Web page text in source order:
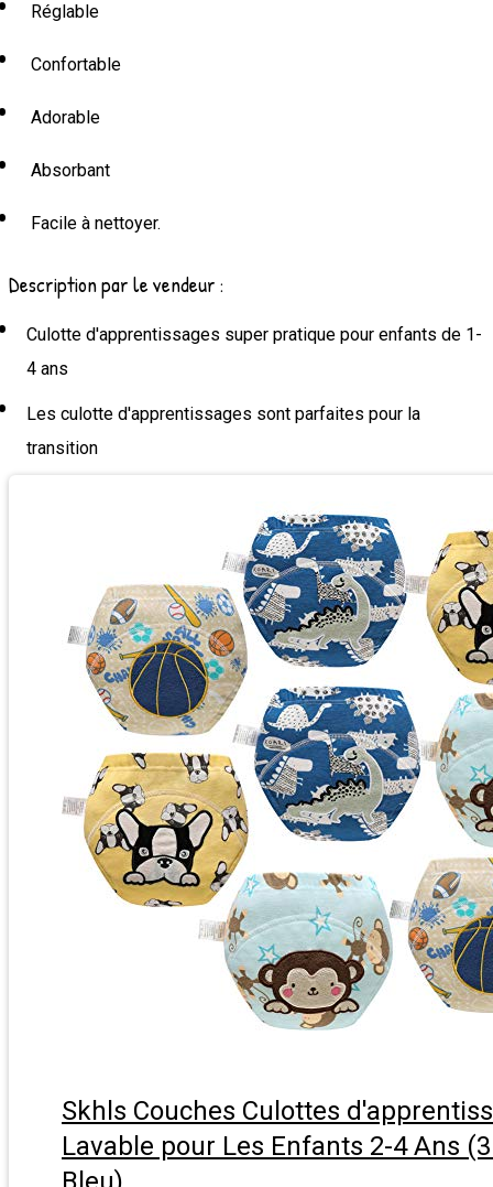
Réglable
Confortable
Adorable
Absorbant
Facile à nettoyer.
Description par le vendeur :
Culotte d'apprentissages super pratique pour enfants de 1-
4 ans
Les culotte d'apprentissages sont parfaites pour la
transition
Skhls Couches Culottes
Lavable pour Les Enfants 2-4 Ans